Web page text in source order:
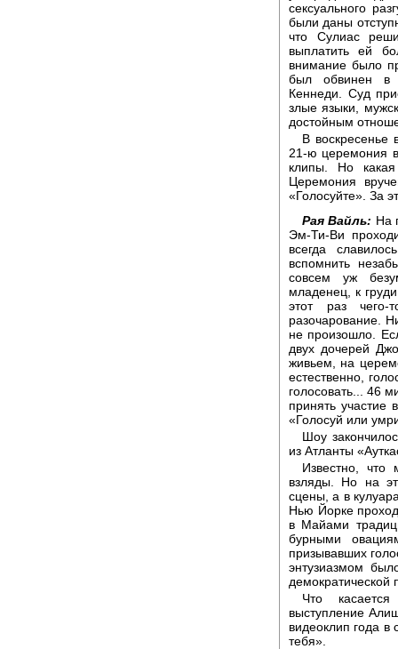
сексуального
были даны
что Сулиас
выплатить ей
внимание было
был обвинен в
Кеннеди. Суд
злые языки,
достойным
В воскресенье
21-ю церемония
клипы. Но
Церемония
«Голосуйте». За
Рая Вайль: На
Эм-Ти-Ви
всегда
вспомнить
совсем уж
младенец, к
этот раз чего-
разочарование.
не произошло.
двух дочерей
живьем, на
естественно,
голосовать... 46
принять участие
«Голосуй или
Шоу
из Атланты
Известно, что
взляды. Но на
сцены, а в
Нью Йорке
в Майами
бурными
призывавших
энтузиазмом
демократической
Что
выступление
видеоклип года
тебя».